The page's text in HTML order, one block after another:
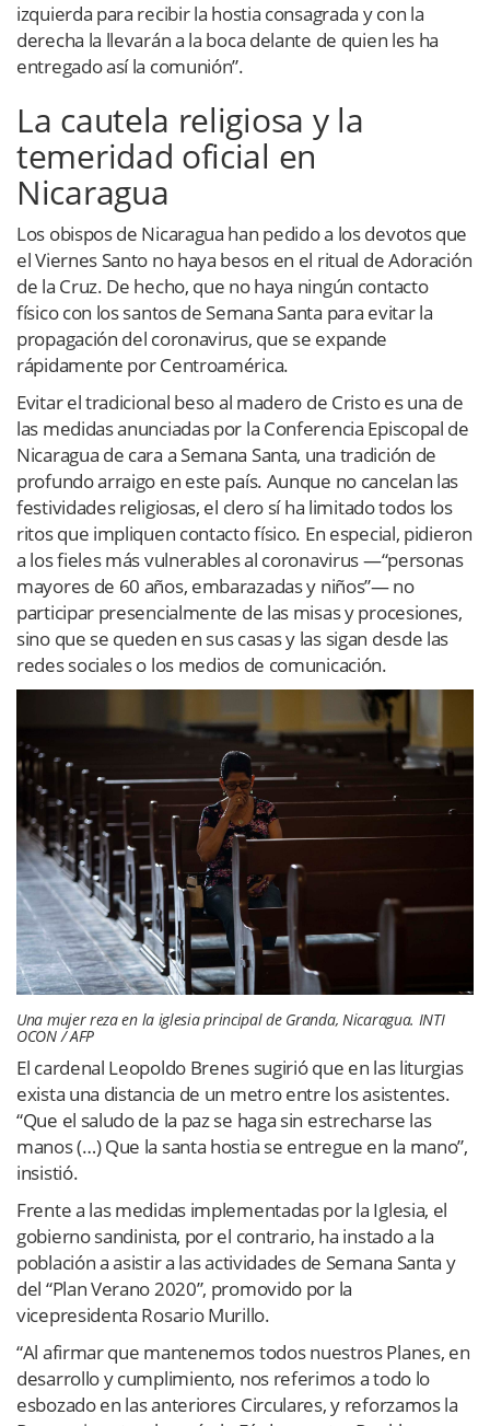
izquierda para recibir la hostia consagrada y con la
derecha la llevarán a la boca delante de quien les ha
entregado así la comunión”.
La cautela religiosa y la
temeridad oficial en
Nicaragua
Los obispos de Nicaragua han pedido a los devotos que
el Viernes Santo no haya besos en el ritual de Adoración
de la Cruz. De hecho, que no haya ningún contacto
físico con los santos de Semana Santa para evitar la
propagación del coronavirus, que se expande
rápidamente por Centroamérica.
Evitar el tradicional beso al madero de Cristo es una de
las medidas anunciadas por la Conferencia Episcopal de
Nicaragua de cara a Semana Santa, una tradición de
profundo arraigo en este país. Aunque no cancelan las
festividades religiosas, el clero sí ha limitado todos los
ritos que impliquen contacto físico. En especial, pidieron
a los fieles más vulnerables al coronavirus —“personas
mayores de 60 años, embarazadas y niños”— no
participar presencialmente de las misas y procesiones,
sino que se queden en sus casas y las sigan desde las
redes sociales o los medios de comunicación.
Una mujer reza en la iglesia principal de Granda, Nicaragua. INTI
OCON / AFP
El cardenal Leopoldo Brenes sugirió que en las liturgias
exista una distancia de un metro entre los asistentes.
“Que el saludo de la paz se haga sin estrecharse las
manos (…) Que la santa hostia se entregue en la mano”,
insistió.
Frente a las medidas implementadas por la Iglesia, el
gobierno sandinista, por el contrario, ha instado a la
población a asistir a las actividades de Semana Santa y
del “Plan Verano 2020”, promovido por la
vicepresidenta Rosario Murillo.
“Al afirmar que mantenemos todos nuestros Planes, en
desarrollo y cumplimiento, nos referimos a todo lo
esbozado en las anteriores Circulares, y reforzamos la